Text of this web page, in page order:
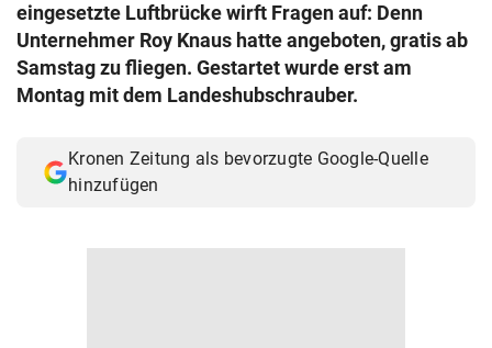
© Krone Multimedia GmbH & Co KG 2026
Muthgasse 2, 1190 Wien
eingesetzte Luftbrücke wirft Fragen auf: Denn
Unternehmer Roy Knaus hatte angeboten, gratis ab
Samstag zu fliegen. Gestartet wurde erst am
Montag mit dem Landeshubschrauber.
Kronen Zeitung als bevorzugte Google-Quelle
hinzufügen